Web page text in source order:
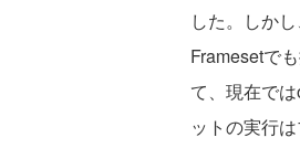
した。しか
Framesetで
て、現在で
ットの実行